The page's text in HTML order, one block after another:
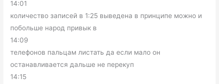
14:01
количество записей в 1:25 выведена в принципе можно и
побольше народ привык в
14:09
телефонов пальцам листать да если мало он
останавливается дальше не перекуп
14:15